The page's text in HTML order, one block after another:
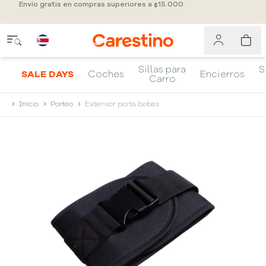
Envío gratis en compras superiores a ¢15.000
SALE DAYS Coches
Sillas para
Carro
Encierros
Inicio Porteo Extensor porta bebes